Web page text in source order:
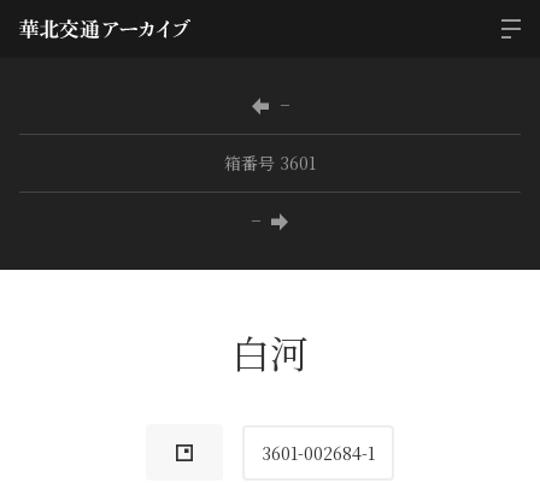
−
箱番号 3601
−
白河
3601-002684-1